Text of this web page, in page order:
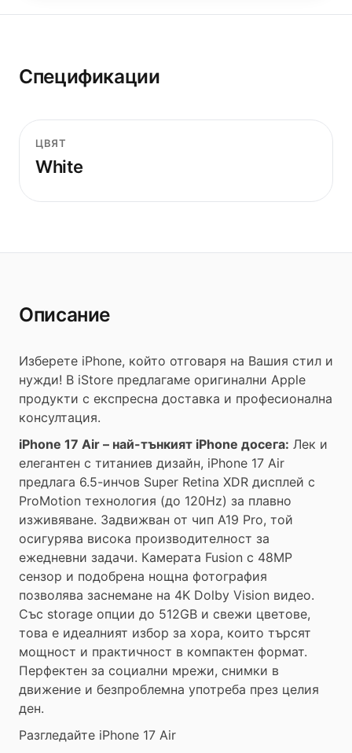
Спецификации
ЦВЯТ
White
Описание
Изберете iPhone, който отговаря на Вашия стил и
нужди! В iStore предлагаме оригинални Apple
продукти с експресна доставка и професионална
консултация.
iPhone 17 Air – най-тънкият iPhone досега: Лек и
елегантен с титаниев дизайн, iPhone 17 Air
предлага 6.5-инчов Super Retina XDR дисплей с
ProMotion технология (до 120Hz) за плавно
изживяване. Задвижван от чип A19 Pro, той
осигурява висока производителност за
ежедневни задачи. Камерата Fusion с 48MP
сензор и подобрена нощна фотография
позволява заснемане на 4K Dolby Vision видео.
Със storage опции до 512GB и свежи цветове,
това е идеалният избор за хора, които търсят
мощност и практичност в компактен формат.
Перфектен за социални мрежи, снимки в
движение и безпроблемна употреба през целия
ден.
Разгледайте iPhone 17 Air